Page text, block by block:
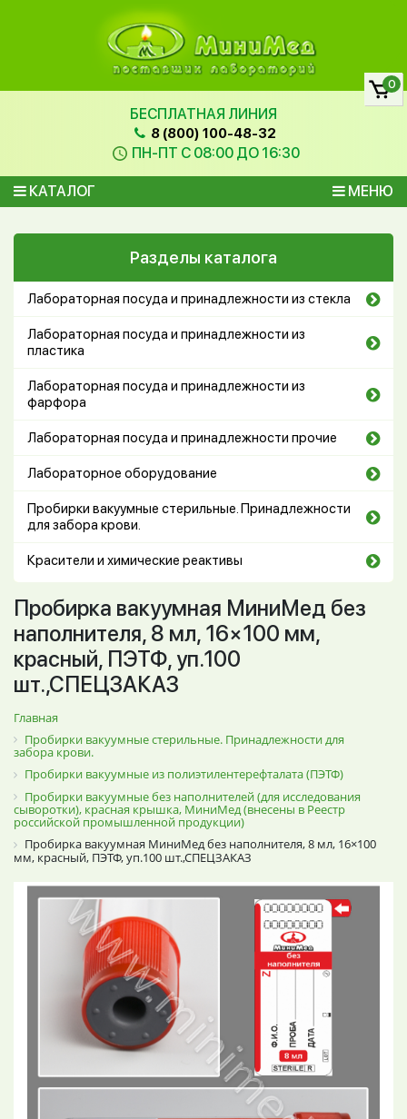
БЕСПЛАТНАЯ ЛИНИЯ
8 (800) 100-48-32
ПН-ПТ С 08:00 ДО 16:30
КАТАЛОГ МЕНЮ
0
Разделы каталога
Лабораторная посуда и принадлежности из стекла
Лабораторная посуда и принадлежности из
пластика
Лабораторная посуда и принадлежности из
фарфора
Лабораторная посуда и принадлежности прочие
Лабораторное оборудование
Пробирки вакуумные стерильные. Принадлежности
для забора крови.
Красители и химические реактивы
Пробирка вакуумная МиниМед без
наполнителя, 8 мл, 16×100 мм,
красный, ПЭТФ, уп.100
шт.,СПЕЦЗАКАЗ
Главная
Пробирки вакуумные стерильные. Принадлежности для
забора крови.
Пробирки вакуумные из полиэтилентерефталата (ПЭТФ)
Пробирки вакуумные без наполнителей (для исследования
сыворотки), красная крышка, МиниМед (внесены в Реестр
российской промышленной продукции)
Пробирка вакуумная МиниМед без наполнителя, 8 мл, 16×100
мм, красный, ПЭТФ, уп.100 шт.,СПЕЦЗАКАЗ